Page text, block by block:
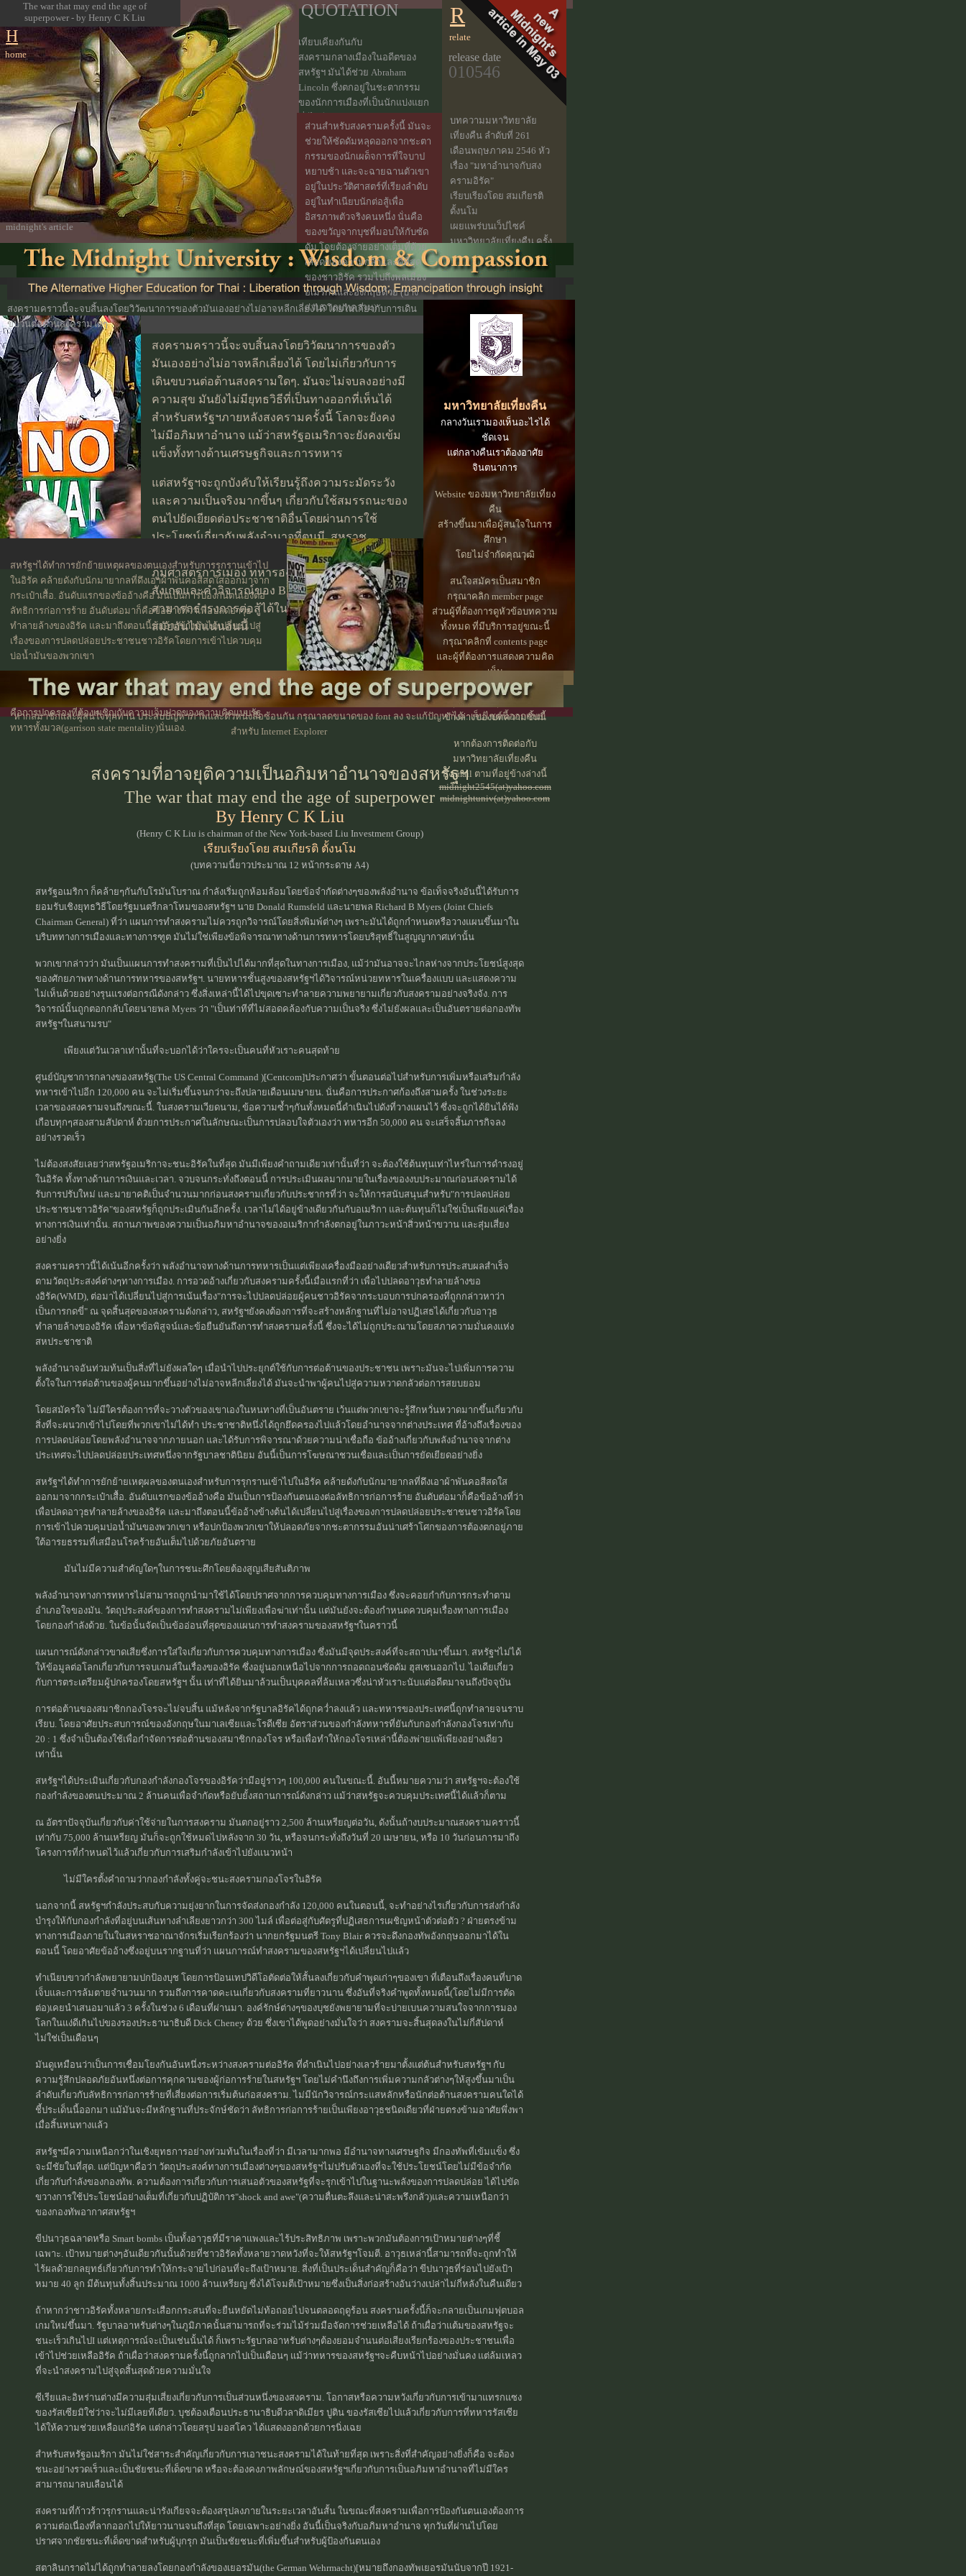
The war that may end the age of
superpower - by Henry C K Liu
เทียบเคียงกันกับ
สงครามกลางเมืองในอดีตของ
สหรัฐฯ มันได้ช่วย Abraham
Lincoln ซึ่งตกอยู่ในชะตากรรม
ของนักการเมืองที่เป็นนักแบ่งแยก
ซึ่งไร้ศีลธรรม กลับฉายฉานตัว
เขาอยู่ในประวัติศาสตร์ในฐานะที่
เป็นนักปลดปล่อยทาสให้เป็นอิสระ
คนหนึ่ง
midnight's article
R
relate
release date
010546
บทความมหาวิทยาลัย
เที่ยงคืน ลำดับที่ 261
เดือนพฤษภาคม 2546 หัว
เรื่อง "มหาอำนาจกับสง
ครามอิรัค"
เรียบเรียงโดย สมเกียรติ
ตั้งนโม
เผยแพร่บนเว็ปไซค์
มหาวิทยาลัยเที่ยงคืน ครั้ง
แรก วันที่ 1พฤษภาคม
2546
(ไม่สงวนลิขสิทธิ์ ใน
การนำไปใช้ประโยชน์
เฉพาะทางด้านวิชาการ
เท่านั้น)
QUOTATION
มหาวิทยาลัยเที่ยงคืน
กลางวันเรามองเห็นอะไรได้
ชัดเจน
แต่กลางคืนเราต้องอาศัย
จินตนาการ
Website ของมหาวิทยาลัยเที่ยง
คืน
สร้างขึ้นมาเพื่อผู้สนใจในการ
ศึกษา
โดยไม่จำกัดคุณวุฒิ
สนใจสมัครเป็นสมาชิก
กรุณาคลิก member page
ส่วนผู้ที่ต้องการดูหัวข้อบทความ
ทั้งหมด ที่มีบริการอยู่ขณะนี้
กรุณาคลิกที่ contents page
และผู้ที่ต้องการแสดงความคิด
เห็น
หรือประกาศข่าว
กรุณาคลิกที่ปุ่ม webboard
ข้างล่างของบทความชิ้นนี้
หากต้องการติดต่อกับ
มหาวิทยาลัยเที่ยงคืน
ส่ง mail ตามที่อยู่ข้างล่างนี้
midnight2545(at)yahoo.com
midnightuniv(at)yahoo.com
ส่วนสำหรับสงครามครั้งนี้ มันจะ
ช่วยให้ซัดดัมหลุดออกจากชะตา
กรรมของนักเผด็จการที่ใจบาป
หยาบช้า และจะฉายฉานตัวเขา
อยู่ในประวัติศาสตร์ที่เรียงลำดับ
อยู่ในทำเนียบนักต่อสู้เพื่อ
อิสรภาพตัวจริงคนหนึ่ง นั่นคือ
ของขวัญจากบุชที่มอบให้กับซัด
ดัม โดยต้องจ่ายอย่างเต็มที่ด้วย
เลือดของความกล้าและดีที่สุด
ของชาวอิรัค รวมไปถึงพลเมือง
อเมริกันและอังกฤษด้วย (บาง
ส่วนจากบทความ)
สงครามคราวนี้จะจบสิ้นลงโดยวิวัฒนาการของตัวมันเองอย่างไม่อาจหลีกเลี่ยงได้ โดยไม่เกี่ยวกับการเดิน
ขบวนต่อต้านสงครามใดๆ
สงครามคราวนี้จะจบสิ้นลงโดยวิวัฒนาการของตัว
มันเองอย่างไม่อาจหลีกเลี่ยงได้ โดยไม่เกี่ยวกับการ
เดินขบวนต่อต้านสงครามใดๆ. มันจะไม่จบลงอย่างมี
ความสุข มันยังไม่มียุทธวิธีที่เป็นทางออกที่เห็นได้
สำหรับสหรัฐฯภายหลังสงครามครั้งนี้ โลกจะยังคง
ไม่มีอภิมหาอำนาจ แม้ว่าสหรัฐอเมริกาจะยังคงเข้ม
แข็งทั้งทางด้านเศรษฐกิจและการทหาร
แต่สหรัฐฯจะถูกบังคับให้เรียนรู้ถึงความระมัดระวัง
และความเป็นจริงมากขึ้นๆ เกี่ยวกับใช้สมรรถนะของ
ตนไปยัดเยียดต่อประชาชาติอื่นโดยผ่านการใช้
ประโยชน์เกี่ยวกับพลังอำนาจที่ตนมี. สหราช
อาณาจักรอังกฤษก็จะสูญเสียครั้งยิ่งใหญ่ในเชิง
ภูมิศาสตร์การเมือง ทหารอังกฤษได้ไปรับใช้ข้อ
สังเกตและคำวิจารณ์ของ Blair แล้วที่ว่า อังกฤษไม่
สามารถธำรงการต่อสู้ได้ในระดับสูงต่อไปสำหรับยุค
สมัยอันไม่แน่นอนนี้
สหรัฐฯได้ทำการยักย้ายเหตุผลของตนเองสำหรับการรุกรานเข้าไป
ในอิรัค คล้ายดังกับนักมายากลที่ดึงเอาผ้าพันคอสีสดใสออกมาจาก
กระเป๋าเสื้อ. อันดับแรกของข้ออ้างคือ มันเป็นการป้องกันตนเองต่อ
ลัทธิการก่อการร้าย อันดับต่อมาก็คือข้ออ้างที่ว่าเพื่อปลดอาวุธ
ทำลายล้างของอิรัค และมาถึงตอนนี้ข้ออ้างข้างต้นได้เปลี่ยนไปสู่
เรื่องของการปลดปล่อยประชาชนชาวอิรัคโดยการเข้าไปควบคุม
บ่อน้ำมันของพวกเขา
ประธานาธิบดีซัดดัมไม่ใช่คนวิกลจริต บันทึกของเขาเกี่ยวกับการ
ปกครองมันไม่ได้สวยงามนักอย่างที่เห็น แต่ตามแบบฉบับแล้ว มัน
คือการปกครองที่ต้องเผชิญกับความเจ็บปวดของความคิดแบบรัฐ
ทหารทั้งมวล(garrison state mentality)นั่นเอง.
สงครามที่อาจยุติความเป็นอภิมหาอำนาจของสหรัฐฯ
The war that may end the age of superpower
By Henry C K Liu
(Henry C K Liu is chairman of the New York-based Liu Investment Group)
เรียบเรียงโดย สมเกียรติ ตั้งนโม
(บทความนี้ยาวประมาณ 12 หน้ากระดาษ A4)
สหรัฐอเมริกา ก็คล้ายๆกันกับโรมันโบราณ กำลังเริ่มถูกห้อมล้อมโดยข้อจำกัดต่างๆของพลังอำนาจ ข้อเท็จจริงอันนี้ได้รับการ
ยอมรับเชิงยุทธวิธีโดยรัฐมนตรีกลาโหมของสหรัฐฯ นาย Donald Rumsfeld และนายพล Richard B Myers (Joint Chiefs
Chairman General) ที่ว่า แผนการทำสงครามไม่ควรถูกวิจารณ์โดยสิ่งพิมพ์ต่างๆ เพราะมันได้ถูกกำหนดหรือวางแผนขึ้นมาใน
บริบททางการเมืองและทางการฑูต มันไม่ใช่เพียงข้อพิจารณาทางด้านการทหารโดยบริสุทธิ์ในสูญญากาศเท่านั้น
พวกเขากล่าวว่า มันเป็นแผนการทำสงครามที่เป็นไปได้มากที่สุดในทางการเมือง, แม้ว่ามันอาจจะไกลห่างจากประโยชน์สูงสุด
ของศักยภาพทางด้านการทหารของสหรัฐฯ. นายทหารชั้นสูงของสหรัฐฯได้วิจารณ์หน่วยทหารในเครื่องแบบ และแสดงความ
ไม่เห็นด้วยอย่างรุนแรงต่อกรณีดังกล่าว ซึ่งสิ่งเหล่านี้ได้ไปขุดเซาะทำลายความพยายามเกี่ยวกับสงครามอย่างจริงจัง. การ
วิจารณ์นั้นถูกตอกกลับโดยนายพล Myers ว่า "เป็นท่าทีที่ไม่สอดคล้องกับความเป็นจริง ซึ่งไม่ยังผลและเป็นอันตรายต่อกองทัพ
สหรัฐฯในสนามรบ"
เพียงแต่วันเวลาเท่านั้นที่จะบอกได้ว่าใครจะเป็นคนที่หัวเราะคนสุดท้าย
ศูนย์บัญชาการกลางของสหรัฐ(The US Central Command )[Centcom]ประกาศว่า ขั้นตอนต่อไปสำหรับการเพิ่มหรือเสริมกำลัง
ทหารเข้าไปอีก 120,000 คน จะไม่เริ่มขึ้นจนกว่าจะถึงปลายเดือนเมษายน. นั่นคือการประกาศก้องถึงสามครั้ง ในช่วงระยะ
เวลาของสงครามจนถึงขณะนี้. ในสงครามเวียดนาม, ข้อความซ้ำๆกันทั้งหมดนี้ดำเนินไปดังที่วางแผนไว้ ซึ่งจะถูกได้ยินได้ฟัง
เกือบทุกๆสองสามสัปดาห์ ด้วยการประกาศในลักษณะเป็นการปลอบใจตัวเองว่า ทหารอีก 50,000 คน จะเสร็จสิ้นภารกิจลง
อย่างรวดเร็ว
ไม่ต้องสงสัยเลยว่าสหรัฐอเมริกาจะชนะอิรัคในที่สุด มันมีเพียงคำถามเดียวเท่านั้นที่ว่า จะต้องใช้ต้นทุนเท่าไหร่ในการดำรงอยู่
ในอิรัค ทั้งทางด้านการเงินและเวลา. จวบจนกระทั่งถึงตอนนี้ การประเมินผลมากมายในเรื่องของงบประมาณก่อนสงครามได้
รับการปรับใหม่ และมายาคติเป็นจำนวนมากก่อนสงครามเกี่ยวกับประชากรที่ว่า จะให้การสนับสนุนสำหรับ"การปลดปล่อย
ประชาชนชาวอิรัค"ของสหรัฐก็ถูกประเมินกันอีกครั้ง. เวลาไม่ได้อยู่ข้างเดียวกันกับอเมริกา และต้นทุนก็ไม่ใช่เป็นเพียงแค่เรื่อง
ทางการเงินเท่านั้น. สถานภาพของความเป็นอภิมหาอำนาจของอเมริกากำลังตกอยู่ในภาวะหน้าสิ่วหน้าขวาน และสุ่มเสี่ยง
อย่างยิ่ง
สงครามคราวนี้ได้เน้นอีกครั้งว่า พลังอำนาจทางด้านการทหารเป็นแต่เพียงเครื่องมืออย่างเดียวสำหรับการประสบผลสำเร็จ
ตามวัตถุประสงค์ต่างๆทางการเมือง. การอวดอ้างเกี่ยวกับสงครามครั้งนี้เมื่อแรกที่ว่า เพื่อไปปลดอาวุธทำลายล้างขอ
งอิรัค(WMD), ต่อมาได้เปลี่ยนไปสู่การเน้นเรื่อง"การจะไปปลดปล่อยผู้คนชาวอิรัคจากระบอบการปกครองที่ถูกกล่าวหาว่า
เป็นการกดขี่" ณ จุดสิ้นสุดของสงครามดังกล่าว, สหรัฐฯยังคงต้องการที่จะสร้างหลักฐานที่ไม่อาจปฏิเสธได้เกี่ยวกับอาวุธ
ทำลายล้างของอิรัค เพื่อหาข้อพิสูจน์และข้อยืนยันถึงการทำสงครามครั้งนี้ ซึ่งจะได้ไม่ถูกประณามโดยสภาความมั่นคงแห่ง
สหประชาชาติ
พลังอำนาจอันท่วมท้นเป็นสิ่งที่ไม่ยังผลใดๆ เมื่อนำไปประยุกต์ใช้กับการต่อต้านของประชาชน เพราะมันจะไปเพิ่มการความ
ตั้งใจในการต่อต้านของผู้คนมากขึ้นอย่างไม่อาจหลีกเลี่ยงได้ มันจะนำพาผู้คนไปสู่ความหวาดกลัวต่อการสยบยอม
โดยสมัครใจ ไม่มีใครต้องการที่จะวางตัวของเขาเองในหนทางที่เป็นอันตราย เว้นแต่พวกเขาจะรู้สึกหวั่นหวาดมากขึ้นเกี่ยวกับ
สิ่งที่จะผนวกเข้าไปโดยที่พวกเขาไม่ได้ทำ ประชาชาติหนึ่งได้ถูกยึดครองไปแล้วโดยอำนาจจากต่างประเทศ ที่อ้างถึงเรื่องของ
การปลดปล่อยโดยพลังอำนาจจากภายนอก และได้รับการพิจารณาด้วยความน่าเชื่อถือ ข้ออ้างเกี่ยวกับพลังอำนาจจากต่าง
ประเทศจะไปปลดปล่อยประเทศหนึ่งจากรัฐบาลชาตินิยม อันนี้เป็นการโฆษณาชวนเชื่อและเป็นการยัดเยียดอย่างยิ่ง
สหรัฐฯได้ทำการยักย้ายเหตุผลของตนเองสำหรับการรุกรานเข้าไปในอิรัค คล้ายดังกับนักมายากลที่ดึงเอาผ้าพันคอสีสดใส
ออกมาจากกระเป๋าเสื้อ. อันดับแรกของข้ออ้างคือ มันเป็นการป้องกันตนเองต่อลัทธิการก่อการร้าย อันดับต่อมาก็คือข้ออ้างที่ว่า
เพื่อปลดอาวุธทำลายล้างของอิรัค และมาถึงตอนนี้ข้ออ้างข้างต้นได้เปลี่ยนไปสู่เรื่องของการปลดปล่อยประชาชนชาวอิรัคโดย
การเข้าไปควบคุมบ่อน้ำมันของพวกเขา หรือปกป้องพวกเขาให้ปลอดภัยจากชะตากรรมอันน่าเศร้าโศกของการต้องตกอยู่ภาย
ใต้อารยธรรมที่เสมือนโรคร้ายอันเต็มไปด้วยภัยอันตราย
มันไม่มีความสำคัญใดๆในการชนะศึกโดยต้องสูญเสียสันติภาพ
พลังอำนาจทางการทหารไม่สามารถถูกนำมาใช้ได้โดยปราศจากการควบคุมทางการเมือง ซึ่งจะคอยกำกับการกระทำตาม
อำเภอใจของมัน. วัตถุประสงค์ของการทำสงครามไม่เพียงเพื่อฆ่าเท่านั้น แต่มันยังจะต้องกำหนดควบคุมเรื่องทางการเมือง
โดยกองกำลังด้วย. ในข้อนั้นจัดเป็นข้ออ่อนที่สุดของแผนการทำสงครามของสหรัฐฯในคราวนี้
แผนการณ์ดังกล่าวขาดเสียซึ่งการใส่ใจเกี่ยวกับการควบคุมทางการเมือง ซึ่งมันมีจุดประสงค์ที่จะสถาปนาขึ้นมา. สหรัฐฯไม่ได้
ให้ข้อมูลต่อโลกเกี่ยวกับการจบเกมส์ในเรื่องของอิรัค ซึ่งอยู่นอกเหนือไปจากการถอดถอนซัดดัม ฮุสเซนออกไป. ไอเดียเกี่ยว
กับการตระเตรียมผู้ปกครองโดยสหรัฐฯ นั้น เท่าที่ได้ยินมาล้วนเป็นบุคคลที่ล้มเหลวซึ่งน่าหัวเราะนับแต่อดีตมาจนถึงปัจจุบัน
การต่อต้านของสมาชิกกองโจรจะไม่จบสิ้น แม้หลังจากรัฐบาลอิรัคได้ถูกคว่ำลงแล้ว และทหารของประเทศนี้ถูกทำลายจนราบ
เรียบ. โดยอาศัยประสบการณ์ของอังกฤษในมาเลเซียและโรดีเซีย อัตราส่วนของกำลังทหารที่ยันกับกองกำลังกองโจรเท่ากับ
20 : 1 ซึ่งจำเป็นต้องใช้เพื่อกำจัดการต่อต้านของสมาชิกกองโจร หรือเพื่อทำให้กองโจรเหล่านี้ต้องพ่ายแพ้เพียงอย่างเดียว
เท่านั้น
สหรัฐฯได้ประเมินเกี่ยวกับกองกำลังกองโจรของอิรัคว่ามีอยู่ราวๆ 100,000 คนในขณะนี้. อันนี้หมายความว่า สหรัฐฯจะต้องใช้
กองกำลังของตนประมาณ 2 ล้านคนเพื่อจำกัดหรือยับยั้งสถานการณ์ดังกล่าว แม้ว่าสหรัฐจะควบคุมประเทศนี้ได้แล้วก็ตาม
ณ อัตราปัจจุบันเกี่ยวกับค่าใช้จ่ายในการสงคราม มันตกอยู่ราว 2,500 ล้านเหรียญต่อวัน, ดังนั้นถ้างบประมาณสงครามคราวนี้
เท่ากับ 75,000 ล้านเหรียญ มันก็จะถูกใช้หมดไปหลังจาก 30 วัน, หรือจนกระทั่งถึงวันที่ 20 เมษายน, หรือ 10 วันก่อนการมาถึง
โครงการที่กำหนดไว้แล้วเกี่ยวกับการเสริมกำลังเข้าไปยังแนวหน้า
ไม่มีใครตั้งคำถามว่ากองกำลังทั้งคู่จะชนะสงครามกองโจรในอิรัค
นอกจากนี้ สหรัฐฯกำลังประสบกับความยุ่งยากในการจัดส่งกองกำลัง 120,000 คนในตอนนี้, จะทำอย่างไรเกี่ยวกับการส่งกำลัง
บำรุงให้กับกองกำลังที่อยู่บนเส้นทางลำเลียงยาวกว่า 300 ไมล์ เพื่อต่อสู่กับศัตรูที่ปฏิเสธการเผชิญหน้าตัวต่อตัว ? ฝ่ายตรงข้าม
ทางการเมืองภายในในสหราชอาณาจักรเริ่มเรียกร้องว่า นากยกรัฐมนตรี Tony Blair ควรจะดึงกองทัพอังกฤษออกมาได้ใน
ตอนนี้ โดยอาศัยข้ออ้างซึ่งอยู่บนรากฐานที่ว่า แผนการณ์ทำสงครามของสหรัฐฯได้เปลี่ยนไปแล้ว
ทำเนียบขาวกำลังพยายามปกป้องบุช โดยการป้อนเทปวิดีโอตัดต่อให้สั้นลงเกี่ยวกับคำพูดเก่าๆของเขา ที่เตือนถึงเรื่องคนที่บาด
เจ็บและการล้มตายจำนวนมาก รวมถึงการคาดคะเนเกี่ยวกับสงครามที่ยาวนาน ซึ่งอันที่จริงคำพูดทั้งหมดนี้(โดยไม่มีการตัด
ต่อ)เคยนำเสนอมาแล้ว 3 ครั้งในช่วง 6 เดือนที่ผ่านมา. องค์รักษ์ต่างๆของบุชยังพยายามที่จะบ่ายเบนความสนใจจากการมอง
โลกในแง่ดีเกินไปของรองประธานาธิบดี Dick Cheney ด้วย ซึ่งเขาได้พูดอย่างมั่นใจว่า สงครามจะสิ้นสุดลงในไม่กี่สัปดาห์
ไม่ใช่เป็นเดือนๆ
มันดูเหมือนว่าเป็นการเชื่อมโยงกันอันหนึ่งระหว่างสงครามต่ออิรัค ที่ดำเนินไปอย่างเลวร้ายมาตั้งแต่ต้นสำหรับสหรัฐฯ กับ
ความรู้สึกปลอดภัยอันหนึ่งต่อการคุกคามของผู้ก่อการร้ายในสหรัฐฯ โดยไม่คำนึงถึงการเพิ่มความกลัวต่างๆให้สูงขึ้นมาเป็น
ลำดับเกี่ยวกับลัทธิการก่อการร้ายที่เสี่ยงต่อการเริ่มต้นก่อสงคราม. ไม่มีนักวิจารณ์กระแสหลักหรือนักต่อต้านสงครามคนใดได้
ชี้ประเด็นนี้ออกมา แม้มันจะมีหลักฐานที่ประจักษ์ชัดว่า ลัทธิการก่อการร้ายเป็นเพียงอาวุธชนิดเดียวที่ฝ่ายตรงข้ามอาศัยพึ่งพา
เมื่อสิ้นหนทางแล้ว
สหรัฐฯมีความเหนือกว่าในเชิงยุทธการอย่างท่วมท้นในเรื่องที่ว่า มีเวลามากพอ มีอำนาจทางเศรษฐกิจ มีกองทัพที่เข้มแข็ง ซึ่ง
จะมีชัยในที่สุด. แต่ปัญหาคือว่า วัตถุประสงค์ทางการเมืองต่างๆของสหรัฐฯไม่ปรับตัวเองที่จะใช้ประโยชน์โดยไม่มีข้อจำกัด
เกี่ยวกับกำลังของกองทัพ. ความต้องการเกี่ยวกับการเสนอตัวของสหรัฐที่จะรุกเข้าไปในฐานะพลังของการปลดปล่อย ได้ไปขัด
ขวางการใช้ประโยชน์อย่างเต็มที่เกี่ยวกับปฏิบัติการ"shock and awe"(ความตื่นตะลึงและน่าสะพรึงกลัว)และความเหนือกว่า
ของกองทัพอากาศสหรัฐฯ
ขีปนาวุธฉลาดหรือ Smart bombs เป็นทั้งอาวุธที่มีราคาแพงและไร้ประสิทธิภาพ เพราะพวกมันต้องการเป้าหมายต่างๆที่ชี้
เฉพาะ. เป้าหมายต่างๆอันเดียวกันนั้นด้วยที่ชาวอิรัคทั้งหลายวาดหวังที่จะให้สหรัฐฯโจมตี. อาวุธเหล่านี้สามารถที่จะถูกทำให้
ไร้ผลด้วยกลยุทธ์เกี่ยวกับการทำให้กระจายไปก่อนที่จะถึงเป้าหมาย. สิ่งที่เป็นประเด็นสำคัญก็คือว่า ขีปนาวุธที่ร่อนไปยังเป้า
หมาย 40 ลูก มีต้นทุนทั้งสิ้นประมาณ 1000 ล้านเหรียญ ซึ่งได้โจมตีเป้าหมายซึ่งเป็นสิ่งก่อสร้างอันว่างเปล่าไม่กี่หลังในคืนเดียว
ถ้าหากว่าชาวอิรัคทั้งหลายกระเสือกกระสนที่จะยืนหยัดไม่ท้อถอยไปจนตลอดฤดูร้อน สงครามครั้งนี้ก็จะกลายเป็นเกมฟุตบอล
เกมใหม่ขึ้นมา. รัฐบาลอาหรับต่างๆในภูมิภาคนั้นสามารถที่จะร่วมไม้ร่วมมือจัดการช่วยเหลือได้ ถ้าเผื่อว่าแต้มของสหรัฐจะ
ชนะเร็วเกินไปI แต่เหตุการณ์จะเป็นเช่นนั้นได้ ก็เพราะรัฐบาลอาหรับต่างๆต้องยอมจำนนต่อเสียงเรียกร้องของประชาชนเพื่อ
เข้าไปช่วยเหลืออิรัค ถ้าเผื่อว่าสงครามครั้งนี้ถูกลากไปเป็นเดือนๆ แม้ว่าทหารของสหรัฐฯจะคืบหน้าไปอย่างมั่นคง แต่ล้มเหลว
ที่จะนำสงครามไปสู่จุดสิ้นสุดด้วยความมั่นใจ
ซีเรียและอิหร่านต่างมีความสุ่มเสี่ยงเกี่ยวกับการเป็นส่วนหนึ่งของสงคราม. โอกาสหรือความหวังเกี่ยวกับการเข้ามาแทรกแซง
ของรัสเซียมิใช่ว่าจะไม่มีเลยทีเดียว. บุชต้องเตือนประธานาธิบดีวลาดิเมียร ปูติน ของรัสเซียไปแล้วเกี่ยวกับการที่ทหารรัสเซีย
ได้ให้ความช่วยเหลือแก่อิรัค แต่กล่าวโดยสรุป มอสโคว ได้แสดงออกด้วยการนิ่งเฉย
สำหรับสหรัฐอเมริกา มันไม่ใช่สาระสำคัญเกี่ยวกับการเอาชนะสงครามได้ในท้ายที่สุด เพราะสิ่งที่สำคัญอย่างยิ่งก็คือ จะต้อง
ชนะอย่างรวดเร็วและเป็นชัยชนะที่เด็ดขาด หรือจะต้องคงภาพลักษณ์ของสหรัฐฯเกี่ยวกับการเป็นอภิมหาอำนาจที่ไม่มีใคร
สามารถมาลบเลือนได้
สงครามที่ก้าวร้าวรุกรานและน่ารังเกียจจะต้องสรุปลงภายในระยะเวลาอันสั้น ในขณะที่สงครามเพื่อการป้องกันตนเองต้องการ
ความต่อเนื่องที่ลากออกไปให้ยาวนานจนถึงที่สุด โดยเฉพาะอย่างยิ่ง อันนี้เป็นจริงกับอภิมหาอำนาจ ทุกวันที่ผ่านไปโดย
ปราศจากชัยชนะที่เด็ดขาดสำหรับผู้บุกรุก มันเป็นชัยชนะที่เพิ่มขึ้นสำหรับผู้ป้องกันตนเอง
สตาลินกราดไม่ได้ถูกทำลายลงโดยกองกำลังของเยอรมัน(the German Wehrmacht)[หมายถึงกองทัพเยอรมันนับจากปี 1921-
หากสมาชิกและผู้สนใจทุกท่าน ประสบปัญหาภาพและตัวหนังสือซ้อนกัน กรุณาลดขนาดของ font ลง จะแก้ปัญหาได้ : เว็ปไซค์นี้ออกแบบ
สำหรับ Internet Explorer
H
home